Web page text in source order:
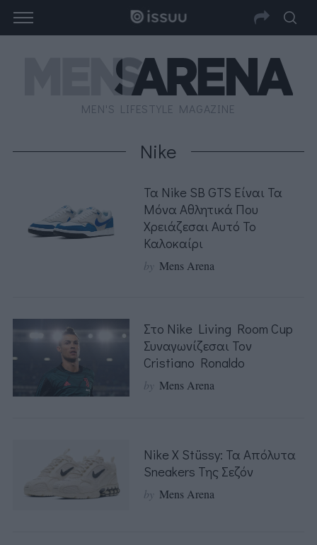
MEN'S LIFESTYLE MAGAZINE
Nike
Τα Nike SB GTS Είναι Τα
Μόνα Αθλητικά Που
Χρειάζεσαι Αυτό Το
Καλοκαίρι
by Mens Arena
Στο Nike Living Room Cup
Συναγωνίζεσαι Τον
Cristiano Ronaldo
by Mens Arena
Nike X Stüssy: Τα Απόλυτα
Sneakers Της Σεζόν
by Mens Arena